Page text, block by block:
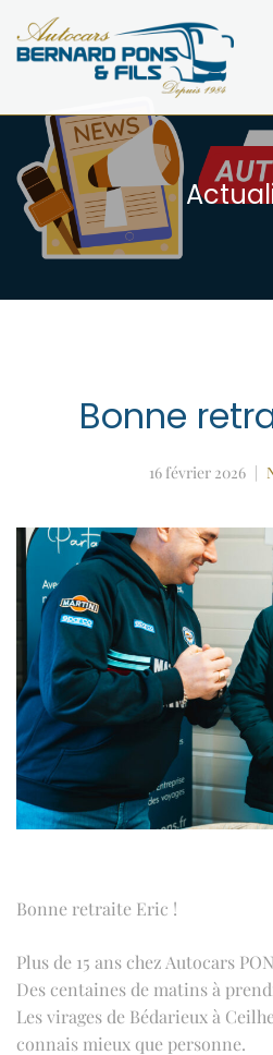
Bonne
16 février 2026
Bonne retraite Eric !
Plus de 15 ans chez Autocars
Des centaines de matins à
Les virages de Bédarieux à
connais mieux que personne.